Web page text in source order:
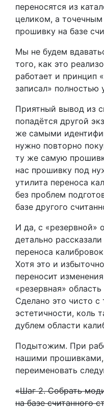
переносятся из
целиком, а
прошивку на базе
Мы не будем
того, как это
работает и принцип
записал» полностью
Приятный вывод из
попадётся другой
же самыми
нужно повторно
ту же самую
нас прошивку под
утилита переноса
без проблем
базе другого
И да, с «резервной»
детально
переноса
Хотя это и
переносит
«резервная»
Сделано это чисто с
эстетичности, коль
дублем области
Подытожим. При
нашими
переименовать
«Шаг 2. Собрать
на базе считанного